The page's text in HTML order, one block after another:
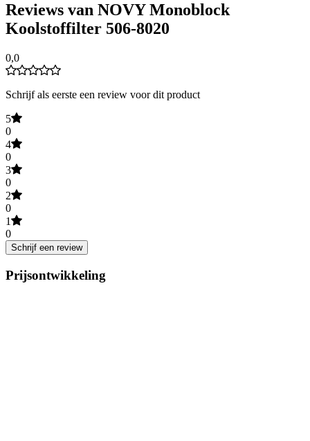
Reviews van NOVY Monoblock
Koolstoffilter 506-8020
0,0
Schrijf als eerste een review voor dit product
5
0
4
0
3
0
2
0
1
0
Schrijf een review
Prijsontwikkeling